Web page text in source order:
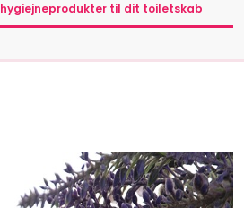
hygiejneprodukter til dit toiletskab